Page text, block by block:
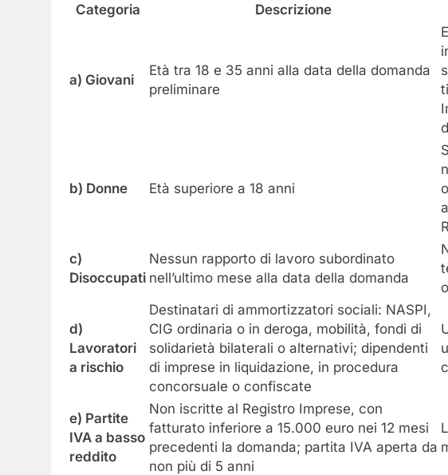
Categoria Descrizione
a) Giovani
Età tra 18 e 35 anni alla data della domanda
preliminare
b) Donne Età superiore a 18 anni
c)
Disoccupati
Nessun rapporto di lavoro subordinato
nell’ultimo mese alla data della domanda
d)
Lavoratori
a rischio
Destinatari di ammortizzatori sociali: NASPI,
CIG ordinaria o in deroga, mobilità, fondi di
solidarietà bilaterali o alternativi; dipendenti
di imprese in liquidazione, in procedura
concorsuale o confiscate
e) Partite
IVA a basso
reddito
Non iscritte al Registro Imprese, con
fatturato inferiore a 15.000 euro nei 12 mesi
precedenti la domanda; partita IVA aperta da
non più di 5 anni